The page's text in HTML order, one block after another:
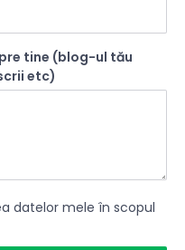
tine (blog-ul tău
etc)
datelor mele în scopul